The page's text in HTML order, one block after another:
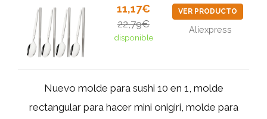
11,17€
22,79€
disponible
VER PRODUCTO
Aliexpress
Nuevo molde para sushi 10 en 1, molde
rectangular para hacer mini onigiri, molde para